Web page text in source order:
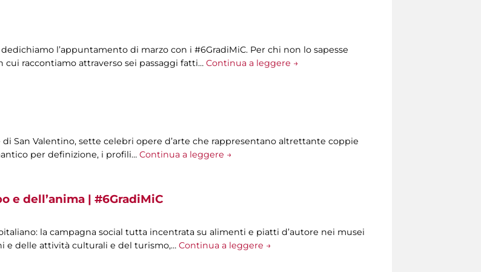
l’appuntamento di marzo con i #6GradiMiC. Per chi non lo sapesse
raccontiamo attraverso sei passaggi fatti… Continua a leggere →
San Valentino, sette celebri opere d’arte che rappresentano altrettante coppie
per definizione, i profili… Continua a leggere →
e dell’anima | #6GradiMiC
la campagna social tutta incentrata su alimenti e piatti d’autore nei musei
e delle attività culturali e del turismo,… Continua a leggere →